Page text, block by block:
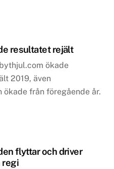
resultatet rejält
ökade
2019, även
ökade från föregående år.
flyttar och driver
regi